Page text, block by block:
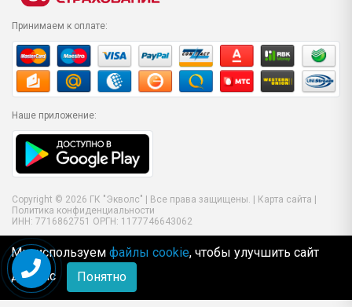
Принимаем к оплате:
Наше приложение:
Copyright © 2026 ГК "Экволс" | Все права защищены. | Карта сайта
Политика конфиденциальности
ИНН: 7716862751 ОРГН: 1177746643062
Мы используем файлы cookie, чтобы улучшить сайт
для Вас
Понятно